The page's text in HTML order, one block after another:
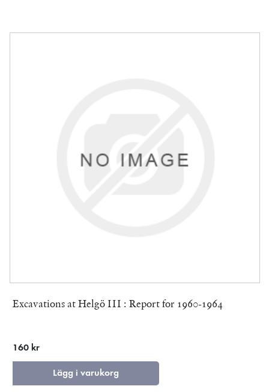
Excavations at Helgö III : Report for 1960-1964
160 kr
Lägg i varukorg